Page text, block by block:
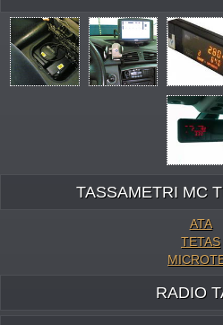
TASSAMETRI MC
ATA
TETAS
RADIO